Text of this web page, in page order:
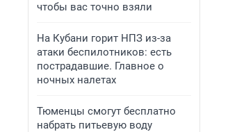
чтобы вас точно взяли
На Кубани горит НПЗ из-за
атаки беспилотников: есть
пострадавшие. Главное о
ночных налетах
Тюменцы смогут бесплатно
набрать питьевую воду